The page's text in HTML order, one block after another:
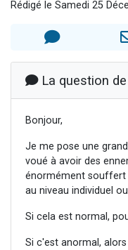
Dovan
Rédigé le Samedi 25
La question
Bonjour,
Je me pose une
voué à avoir des
énormément souffert
au niveau individuel
Si cela est normal,
Si c'est anormal,